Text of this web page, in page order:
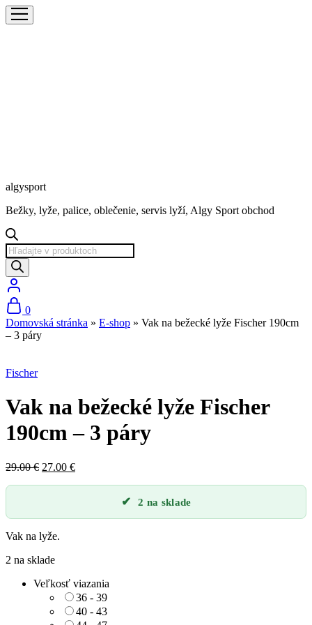
algysport
Bežky, lyže, palice, oblečenie, servis lyží, Algy Sport obchod
Products
search
0
Domovská stránka » E-shop » Vak na bežecké lyže Fischer 190cm
– 3 páry
Fischer
Vak na bežecké lyže Fischer
190cm – 3 páry
29.00€ Pôvodná
27.00 €Aktuálna
2 na sklade
Vak na lyže.
2 na sklade
Veľkosť viazania
36 - 39
40 - 43